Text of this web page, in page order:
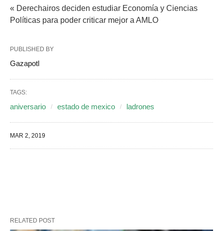
« Derechairos deciden estudiar Economía y Ciencias
Políticas para poder criticar mejor a AMLO
PUBLISHED BY
Gazapotl
TAGS:
aniversario estado de mexico ladrones
MAR 2, 2019
RELATED POST